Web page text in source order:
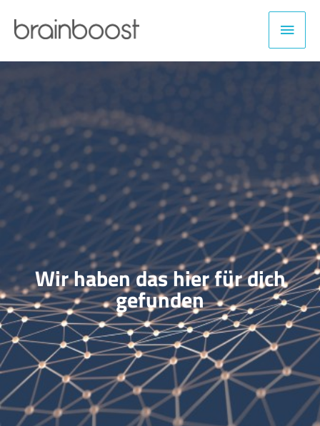
Inhalt
Wir haben das hier für dich
gefunden